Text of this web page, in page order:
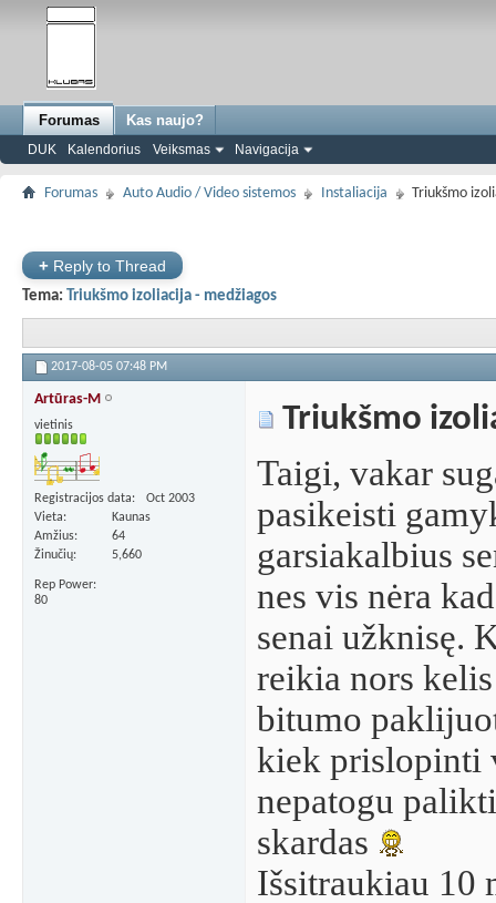
Forumas
DUK Kalendorius Veiksmas Navigacija
Kas naujo?
Forumas Auto Audio / Video sistemos Instaliacija Triukšmo
+ Reply to Thread
Tema: Triukšmo izoliacija - medžiagos
2017-08-05 07:48 PM
Artūras-M
vietinis
Registracijos data
Oct 2003
Vieta
Kaunas
Amžius
64
Žinučių
5,660
Rep Power
80
Triukšmo
Taigi, vakar
pasikeisti
garsiakalbius
nes vis nėra
senai užknisę.
reikia nors
bitumo
kiek prislopinti
nepatogu
skardas
Išsitraukiau 10